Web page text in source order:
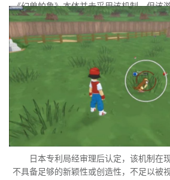
《幻兽帕鲁》本体并未采用该机制，但该
中。外界普遍认为，这很可能是任天堂在
发起诉讼的直接原因
日本专利局经审理后认定，该机制在
不具备足够的新颖性或创造性，不足以被